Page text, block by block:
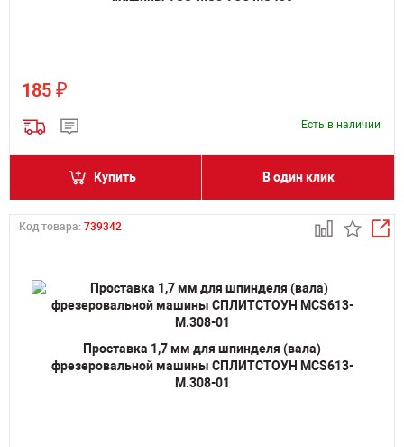
185 ₽
Есть в наличии
Купить В один клик
Код товара: 739342
Проставка 1,7 мм для шпинделя (вала)
фрезеровальной машины СПЛИТСТОУН MCS613-
M.308-01